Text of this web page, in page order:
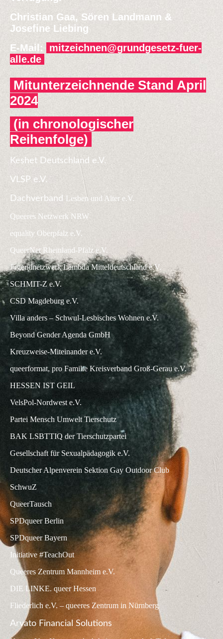
Christian Gaa, Sören Landmann &
Josefine Liebing
E-Mail:
mitzeichnen@grundgesetz-fuer-
alle.de
Mitunterzeichnende Stand April
2024
(in chronologischer
Reihenfolge)
Keshet Deutschland e.V.
VLSP e.V.
Dachverband Lesben und Alter e.V.
Queeres Netzwerk NRW
equality Oberpfalz e.V.
QueerNet Rheinland-Pfalz e.V.
Jugendnetzwerk Lambda Mitteldeutschland e.V.
SCHMIT-Z e.V.
CSD Magdeburg e.V.
Villa anders – Schwul-Lesbisches Wohnen e.V.
Beyond Gender Agenda GmbH
Kreuzweise-Miteinander e.V.
queerformat, pro Familie Kreisverband Groß-Gerau e.V.
HESSEN IST GEIL
VelsPol-Nordwest e.V.
Partei Mensch Umwelt Tierschutz
BAK LSBTTIQ der Tierschutzpartei
Gesellschaft für Sexualpädagogik e.V.
Deutscher Alpenverein Sektion Gay Outdoor Club
SchwuZ
QueerTausch
SPDqueer Berlin
SPDqueer Bayern
Initiative #TeachOut
Queeres Zentrum Mannheim e.V.
DIE LINKE. queer Hessen
Fliederlich e.V. – queeres Zentrum in Nürnberg
Arvato Financial Solutions